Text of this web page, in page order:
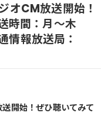
オCM放送開始！
時間：月～木
情報放送局：
開始！ぜひ聴いてみて